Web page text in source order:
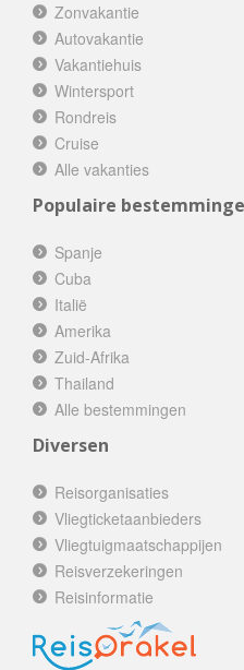
Zonvakantie
Autovakantie
Vakantiehuis
Wintersport
Rondreis
Cruise
Alle vakanties
Populaire
Spanje
Cuba
Italië
Amerika
Zuid-Afrika
Thailand
Alle bestemmingen
Diversen
Reisorganisaties
Vliegticketaanbieders
Vliegtuigmaatschappijen
Reisverzekeringen
Reisinformatie